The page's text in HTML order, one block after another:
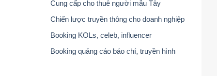
Cung cấp cho thuê người mẫu Tây
Chiến lược truyền thông cho doanh nghiệp
Booking KOLs, celeb, influencer
Booking quảng cáo báo chí, truyền hình